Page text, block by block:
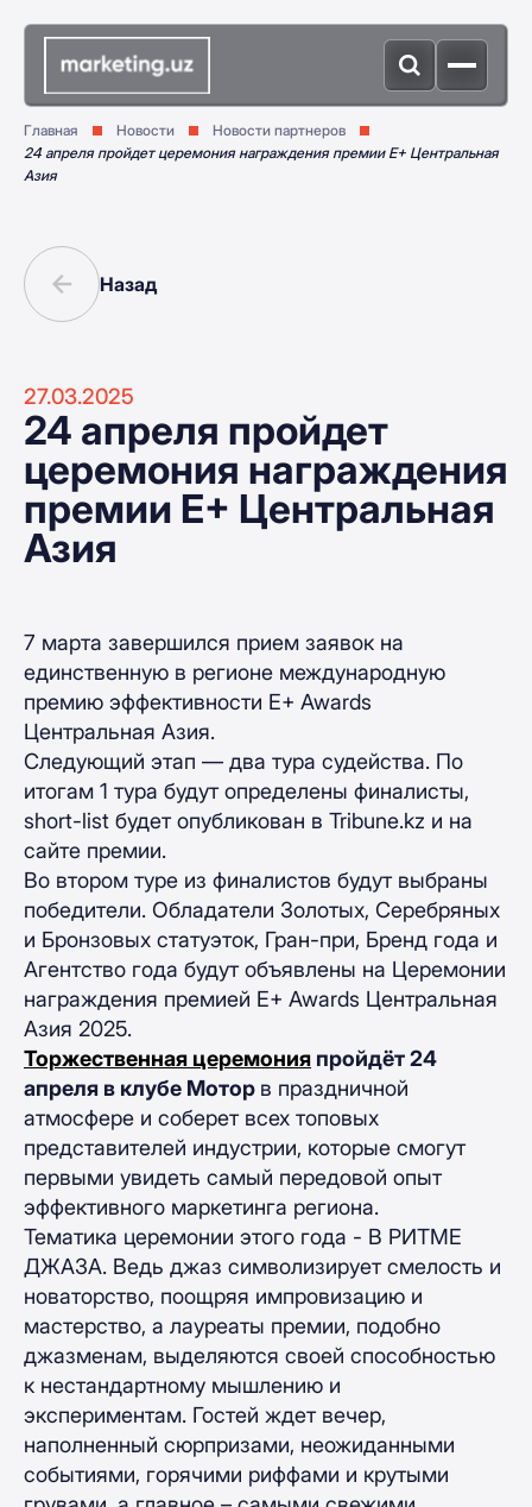
Главная Новости
Новости партнеров
24 апреля пройдет церемония награждения премии Е+ Центральная
Азия
Назад
27.03.2025
24 апреля пройдет
церемония награждения
премии Е+ Центральная
Азия
7 марта завершился прием заявок на
единственную в регионе международную
премию эффективности Е+ Awards
Центральная Азия.
Следующий этап — два тура судейства. По
итогам 1 тура будут определены финалисты,
short-list будет опубликован в Tribune.kz и на
сайте премии.
Во втором туре из финалистов будут выбраны
победители. Обладатели Золотых, Серебряных
и Бронзовых статуэток, Гран-при, Бренд года и
Агентство года будут объявлены на Церемонии
награждения премией E+ Awards Центральная
Азия 2025.
Торжественная церемония пройдёт 24
апреля в клубе Мотор в праздничной
атмосфере и соберет всех топовых
представителей индустрии, которые смогут
первыми увидеть самый передовой опыт
эффективного маркетинга региона.
Тематика церемонии этого года - В РИТМЕ
ДЖАЗА. Ведь джаз символизирует смелость и
новаторство, поощряя импровизацию и
мастерство, а лауреаты премии, подобно
джазменам, выделяются своей способностью
к нестандартному мышлению и
экспериментам. Гостей ждет вечер,
наполненный сюрпризами, неожиданными
событиями, горячими риффами и крутыми